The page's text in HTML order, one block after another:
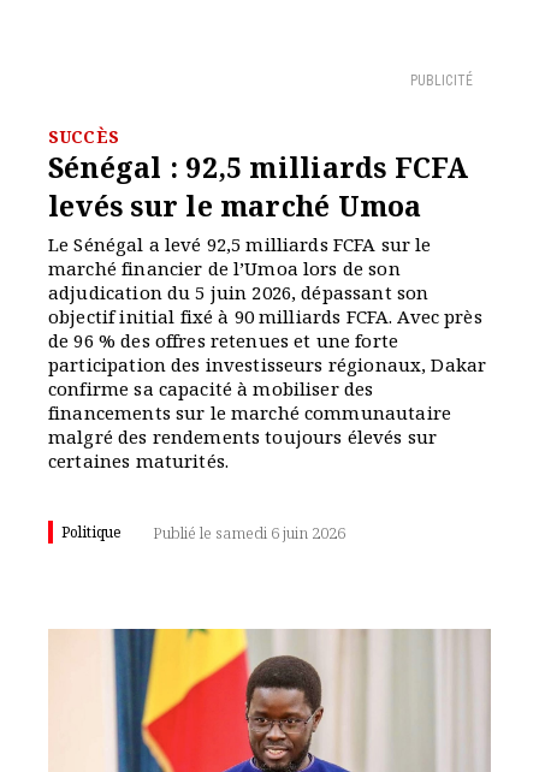
PUBLICITÉ
SUCCÈS
Sénégal : 92,5 milliards FCFA
levés sur le marché Umoa
Le Sénégal a levé 92,5 milliards FCFA sur le
marché financier de l’Umoa lors de son
adjudication du 5 juin 2026, dépassant son
objectif initial fixé à 90 milliards FCFA. Avec près
de 96 % des offres retenues et une forte
participation des investisseurs régionaux, Dakar
confirme sa capacité à mobiliser des
financements sur le marché communautaire
malgré des rendements toujours élevés sur
certaines maturités.
Politique Publié le samedi 6 juin 2026